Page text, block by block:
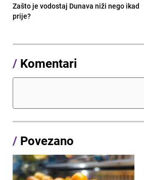
Zašto je vodostaj Dunava niži nego ikad
prije?
/ Komentari
/ Povezano